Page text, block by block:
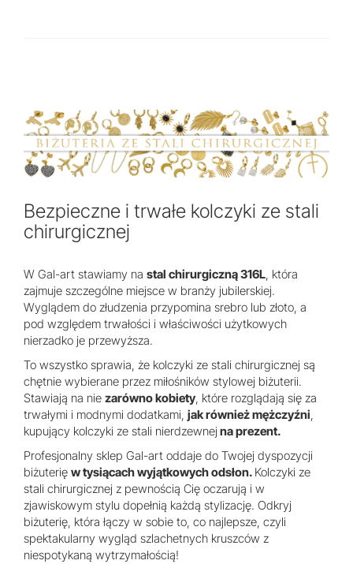
Bezpieczne i trwałe kolczyki ze stali
chirurgicznej
W Gal-art stawiamy na stal chirurgiczną 316L, która
zajmuje szczególne miejsce w branży jubilerskiej.
Wyglądem do złudzenia przypomina srebro lub złoto, a
pod względem trwałości i właściwości użytkowych
nierzadko je przewyższa.
To wszystko sprawia, że kolczyki ze stali chirurgicznej są
chętnie wybierane przez miłośników stylowej biżuterii.
Stawiają na nie zarówno kobiety, które rozglądają się za
trwałymi i modnymi dodatkami, jak również mężczyźni,
kupujący kolczyki ze stali nierdzewnej na prezent.
Profesjonalny sklep Gal-art oddaje do Twojej dyspozycji
biżuterię w tysiącach wyjątkowych odsłon. Kolczyki ze
stali chirurgicznej z pewnością Cię oczarują i w
zjawiskowym stylu dopełnią każdą stylizację. Odkryj
biżuterię, która łączy w sobie to, co najlepsze, czyli
spektakularny wygląd szlachetnych kruszców z
niespotykaną wytrzymałością!